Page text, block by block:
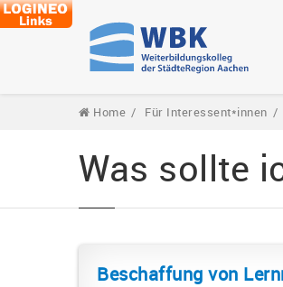
Home Für Interessent*innen
Was sollte
Beschaffung von